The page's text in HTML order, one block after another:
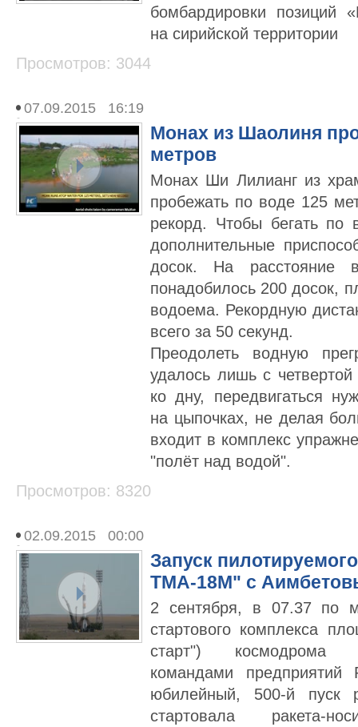
бомбардировки позиций
на сирийской территории
Просмотров: 3044
07.09.2015 16:19
Монах из Шаолиня
метров
Монах Ши Лилианг из
пробежать по воде 125
рекорд. Чтобы бегать по
дополнительные
досок. На расстояние
понадобилось 200 досок,
водоема. Рекордную
всего за 50 секунд.
Преодолеть водную
удалось лишь с
ко дну, передвигаться
на цыпочках, не делая
входит в комплекс
"полёт над водой".
Просмотров: 8320
02.09.2015 00:00
Запуск
ТМА-18М" с
2 сентября, в 07.37 по
стартового комплекса
старт") космодрома
командами предприятий
юбилейный, 500-й пуск
стартовала ракета-